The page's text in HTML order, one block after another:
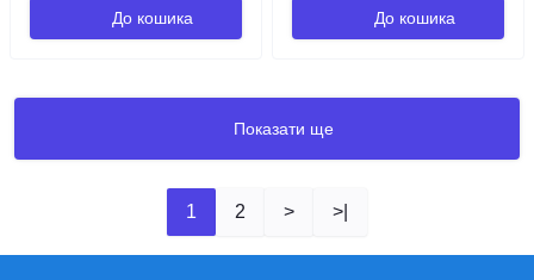
До кошика До кошика
Показати ще
1 2 > >|